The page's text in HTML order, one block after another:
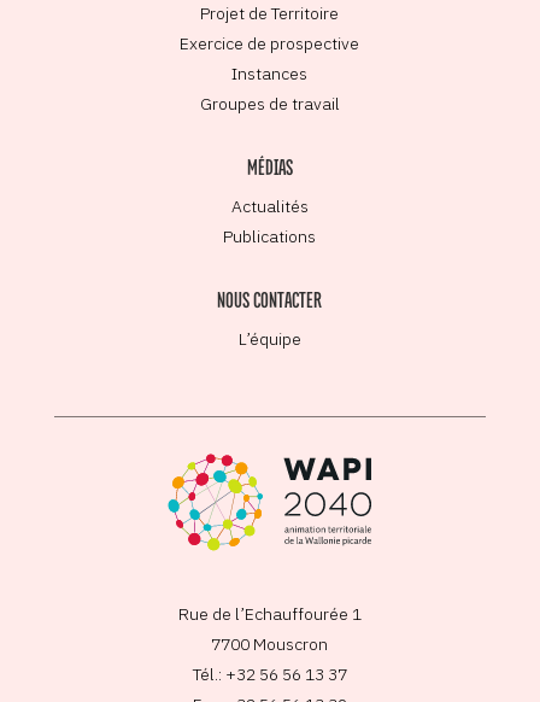
Projet de Territoire
Exercice de prospective
Instances
Groupes de travail
MÉDIAS
Actualités
Publications
NOUS CONTACTER
L’équipe
Rue de l’Echauffourée 1
7700 Mouscron
Tél.: +32 56 56 13 37